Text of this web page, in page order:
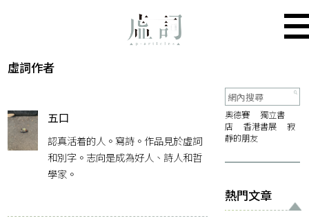
虛詞作者
五口
認真活着的人。寫詩。作品見於虛詞
和別字。志向是成為好人、詩人和哲
學家。
奧德賽
獨立書
店
香港書展
寂
靜的朋友
熱門文章